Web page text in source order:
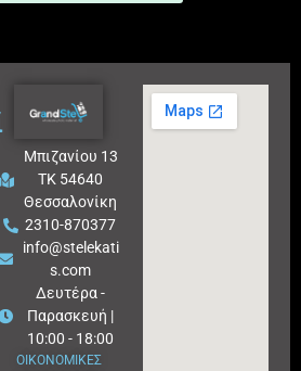
Μπιζανίου 13
ΤΚ 54640
Θεσσαλονίκη
2310-870377
info@stelekati
s.com
Δευτέρα -
Παρασκευή |
10:00 - 18:00
ΟΙΚΟΝΟΜΙΚΕΣ